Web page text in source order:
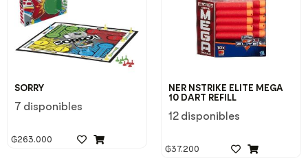
SORRY
7 disponibles
₲263.000
NER NSTRIKE ELITE MEGA
10 DART REFILL
12 disponibles
₲37.200